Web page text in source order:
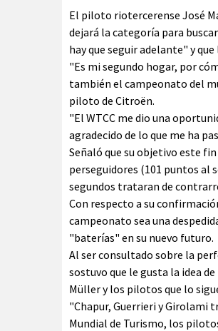
El piloto riotercerense José
dejará la categoría para
hay que seguir adelante" y
"Es mi segundo hogar, por
también el campeonato del
piloto de Citroën.
"El WTCC me dio una
agradecido de lo que me ha
Señaló que su objetivo este
perseguidores (101 puntos al
segundos trataran de
Con respecto a su
campeonato sea una
"baterías" en su nuevo futuro.
Al ser consultado sobre la
sostuvo que le gusta la idea
Müller y los pilotos que lo
"Chapur, Guerrieri y
Mundial de Turismo, los